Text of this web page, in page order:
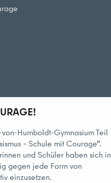
Humboldt-Gymnasium Teil
– Schule mit Courage“.
und Schüler haben sich in
gegen jede Form von
einzusetzen.